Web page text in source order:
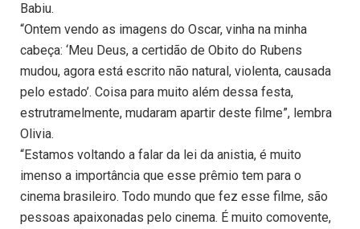
Babiu.
“Ontem vendo as imagens do Oscar, vinha na minha
cabeça: ‘Meu Deus, a certidão de Obito do Rubens
mudou, agora está escrito não natural, violenta, causada
pelo estado’. Coisa para muito além dessa festa,
estrutramelmente, mudaram apartir deste filme”, lembra
Olivia.
“Estamos voltando a falar da lei da anistia, é muito
imenso a importância que esse prêmio tem para o
cinema brasileiro. Todo mundo que fez esse filme, são
pessoas apaixonadas pelo cinema. É muito comovente,